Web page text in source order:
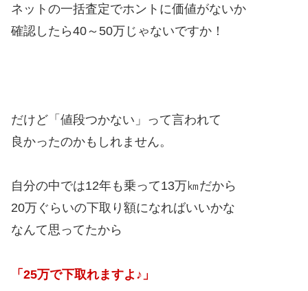
ネットの一括査定でホントに価値がないか
確認したら40～50万じゃないですか！
だけど「値段つかない」って言われて
良かったのかもしれません。
自分の中では12年も乗って13万㎞だから
20万ぐらいの下取り額になればいいかな
なんて思ってたから
「25万で下取れますよ♪」